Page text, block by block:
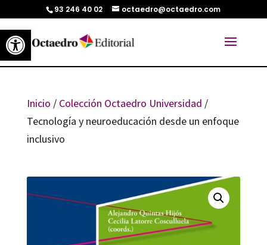
Abrir barra de herramientas
93 246 40 02 octaedro@octaedro.com
Inicio / Colección Octaedro Universidad /
Tecnología y neuroeducación desde un enfoque
inclusivo